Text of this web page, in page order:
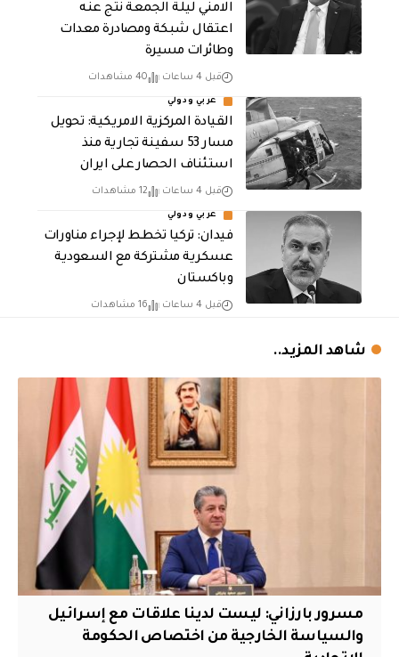
الامني ليلة الجمعة نتج عنه
اعتقال شبكة ومصادرة معدات
وطائرات مسيرة
قبل 4 ساعات 40 مشاهدات
عربي ودولي
القيادة المركزية الامريكية: تحويل
مسار 53 سفينة تجارية منذ
استئناف الحصار على ايران
قبل 4 ساعات 12 مشاهدات
عربي ودولي
فيدان: تركيا تخطط لإجراء مناورات
عسكرية مشتركة مع السعودية
وباكستان
قبل 4 ساعات 16 مشاهدات
شاهد المزيد..
مسرور بارزاني: ليست لدينا علاقات مع إسرائيل
والسياسة الخارجية من اختصاص الحكومة